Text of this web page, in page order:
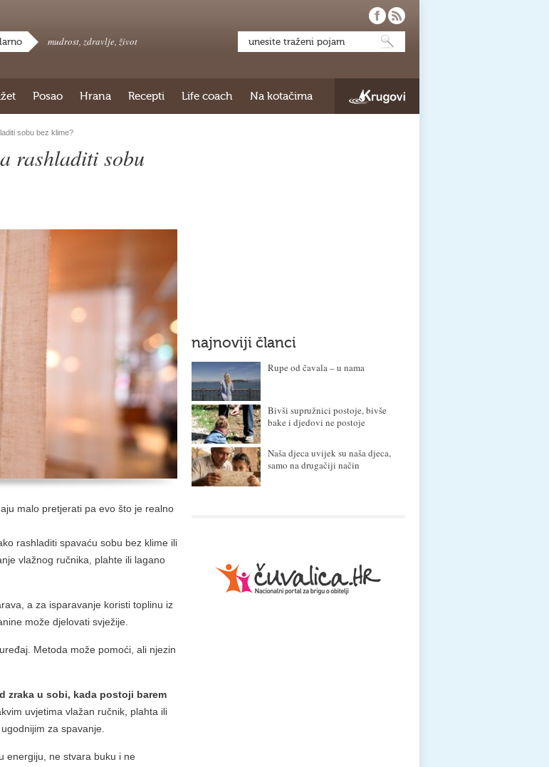
mudrost, zdravlje, život
Posao Hrana Recepti Life coach Na kotačima
sobu bez klime?
rashladiti sobu
malo pretjerati pa evo što je realno
rashladiti spavaću sobu bez klime ili
vlažnog ručnika, plahte ili lagano
a za isparavanje koristi toplinu iz
može djelovati svježije.
Metoda može pomoći, ali njezin
zraka u sobi, kada postoji barem
uvjetima vlažan ručnik, plahta ili
za spavanje.
energiju, ne stvara buku i ne
najnoviji članci
Rupe od čavala – u nama
Bivši supružnici postoje, bivše
bake i djedovi ne postoje
Naša djeca uvijek su naša djeca,
samo na drugačiji način